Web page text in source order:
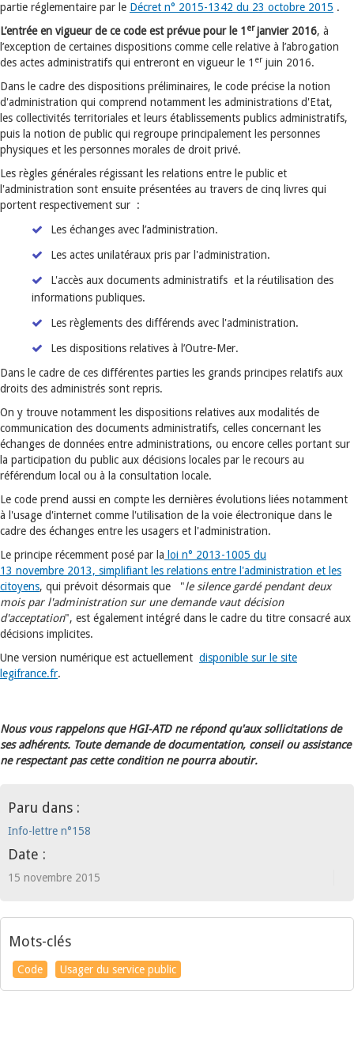
partie réglementaire par le Décret n° 2015-1342 du 23 octobre 2015 .
L’entrée en vigueur de ce code est prévue pour le 1 erjanvier 2016, à
l’exception de certaines dispositions comme celle relative à l’abrogation
des actes administratifs qui entreront en vigueur le 1 er juin 2016.
Dans le cadre des dispositions préliminaires, le code précise la notion
d'administration qui comprend notamment les administrations d'Etat,
les collectivités territoriales et leurs établissements publics administratifs,
puis la notion de public qui regroupe principalement les personnes
physiques et les personnes morales de droit privé.
Les règles générales régissant les relations entre le public et
l'administration sont ensuite présentées au travers de cinq livres qui
portent respectivement sur :
Les échanges avec l’administration.
Les actes unilatéraux pris par l'administration.
L'accès aux documents administratifs et la réutilisation des
informations publiques.
Les règlements des différends avec l'administration.
Les dispositions relatives à l’Outre-Mer.
Dans le cadre de ces différentes parties les grands principes relatifs aux
droits des administrés sont repris.
On y trouve notamment les dispositions relatives aux modalités de
communication des documents administratifs, celles concernant les
échanges de données entre administrations, ou encore celles portant sur
la participation du public aux décisions locales par le recours au
référendum local ou à la consultation locale.
Le code prend aussi en compte les dernières évolutions liées notamment
à l'usage d'internet comme l'utilisation de la voie électronique dans le
cadre des échanges entre les usagers et l'administration.
Le principe récemment posé par la loi n° 2013-1005 du
13 novembre 2013, simplifiant les relations entre l'administration et les
citoyens, qui prévoit désormais que "le silence gardé pendant deux
mois par l'administration sur une demande vaut décision
d'acceptation", est également intégré dans le cadre du titre consacré aux
décisions implicites.
Une version numérique est actuellement disponible sur le site
legifrance.fr.
Nous vous rappelons que HGI-ATD ne répond qu'aux sollicitations de
ses adhérents. Toute demande de documentation, conseil ou assistance
ne respectant pas cette condition ne pourra aboutir.
Paru dans :
Info-lettre n°158
Date :
15 novembre 2015
Mots-clés
Code Usager du service public